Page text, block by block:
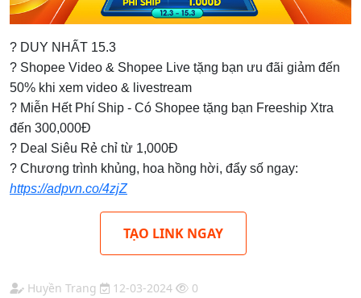
? DUY NHẤT 15.3
? Shopee Video & Shopee Live tặng bạn ưu đãi giảm đến
50% khi xem video & livestream
? Miễn Hết Phí Ship - Có Shopee tặng bạn Freeship Xtra
đến 300,000Đ
? Deal Siêu Rẻ chỉ từ 1,000Đ
? Chương trình khủng, hoa hồng hời, đẩy số ngay:
https://adpvn.co/4zjZ
TẠO LINK NGAY
Huyền Trang 12-03-2024 0